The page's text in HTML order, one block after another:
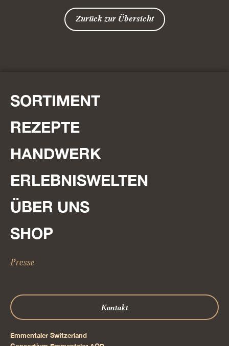
Zurück zur Übersicht
SORTIMENT
REZEPTE
HANDWERK
ERLEBNISWELTEN
ÜBER UNS
SHOP
Presse
Kontakt
Emmentaler Switzerland